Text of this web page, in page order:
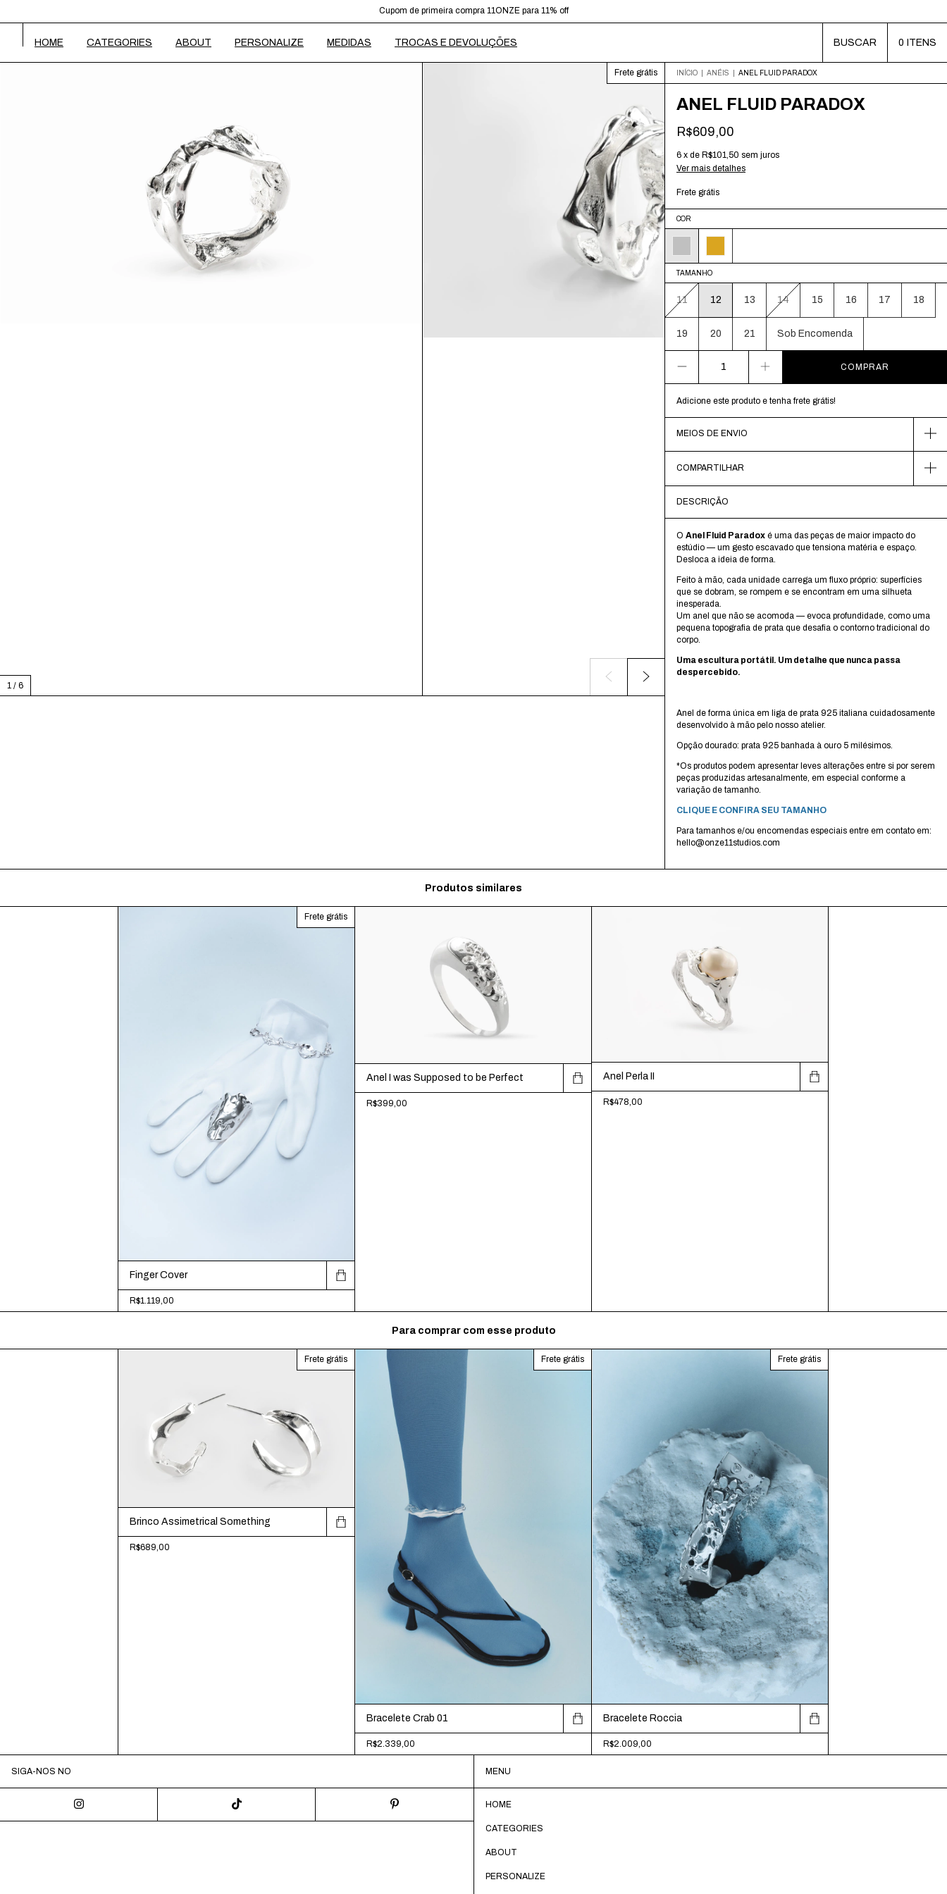
Frete Grátis para pedidos acima de R$599,00
HOME CATEGORIES ABOUT PERSONALIZE MEDIDAS TROCAS E DEVOLUÇÕES BUSCAR 0 ITENS
Frete grátis
1 / 6
INÍCIO ANÉIS ANEL FLUID PARADOX
ANEL FLUID PARADOX
R$609,00
6 x de R$101,50 sem juros
Ver mais detalhes
Frete grátis
COR
TAMANHO
11 12 13 14 15 16 17 18
19 20 21 Sob Encomenda
Adicione este produto e tenha frete grátis!
MEIOS DE ENVIO
COMPARTILHAR
DESCRIÇÃO
O Anel Fluid Paradox é uma das peças de maior impacto do
estúdio — um gesto escavado que tensiona matéria e espaço.
Desloca a ideia de forma.
Feito à mão, cada unidade carrega um fluxo próprio: superfícies
que se dobram, se rompem e se encontram em uma silhueta
inesperada.
Um anel que não se acomoda — evoca profundidade, como uma
pequena topografia de prata que desafia o contorno tradicional do
corpo.
Uma escultura portátil. Um detalhe que nunca passa
despercebido.
Anel de forma única em liga de prata 925 italiana cuidadosamente
desenvolvido à mão pelo nosso atelier.
Opção dourado: prata 925 banhada à ouro 5 milésimos.
*Os produtos podem apresentar leves alterações entre si por serem
peças produzidas artesanalmente, em especial conforme a
variação de tamanho.
CLIQUE E CONFIRA SEU TAMANHO
Para tamanhos e/ou encomendas especiais entre em contato em:
hello@onze11studios.com
Produtos similares
Frete grátis
Finger Cover
R$1.119,00
Anel I was Supposed to be Perfect
R$399,00
Anel Perla II
R$478,00
Para comprar com esse produto
Frete grátis
Brinco Assimetrical Something
R$689,00
Frete grátis
Bracelete Crab 01
R$2.339,00
Frete grátis
Bracelete Roccia
R$2.009,00
SIGA-NOS NO MENU
HOME
CATEGORIES
ABOUT
PERSONALIZE